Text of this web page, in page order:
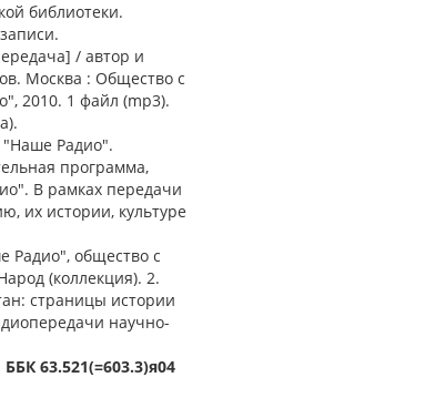
библиотеки.
/ автор и
Москва : Общество с
2010. 1 файл (mp3).
"Наше Радио".
программа,
В рамках передачи
их истории, культуре
Радио", общество с
(коллекция). 2.
страницы истории
научно-
ББК 63.521(=603.3)я04